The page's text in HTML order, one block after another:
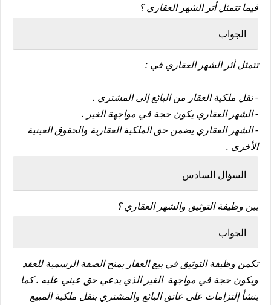
فيما تتمثل أثر الشهر العقاري ؟
الجواب
تتمثل أثر الشهر العقاري في :
- نقل ملكية العقار من البائع إلى المشتري .
- الشهر العقاري يكون حجة في مواجهة الغير .
- الشهر العقاري يضمن حق الملكية العقارية والحقوق العينية
الأخرى .
السؤال السادس
بين وظيفة التوثيق والشهر العقاري ؟
الجواب
تكمن وظيفة التوثيق في بيع العقار بمنح الصفة الرسمية للعقد
ويكون حجة في مواجهة الغير الذي يدعي حق عيني عليه . كما
ينشأ إلتزامات على عاتق البائع والمشتري بنقل ملكية المبيع